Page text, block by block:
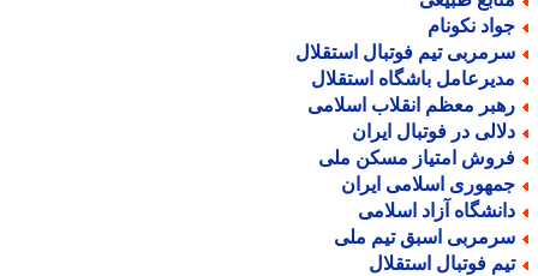
نکونام
تیم فوتبال استقلال
باشگاه استقلال
معظم انقلاب اسلامی
در فوتبال ایران
امتیاز مسکن ملی
اسلامی ایران
آزاد اسلامی
اسبق تیم ملی
فوتبال استقلال